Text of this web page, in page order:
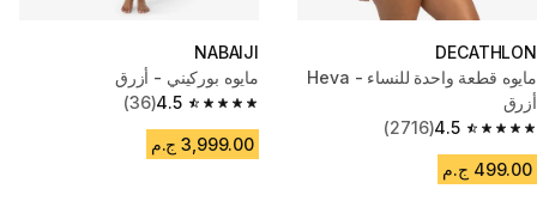
DECATHLON
مايوه قطعة واحدة للنساء - Heva
أزرق
4.5
4.5 out of 5 stars from 2716 reviews
(2716)
499.00 ج.م
NABAIJI
مايوه بوركيني - أزرق
4.5
4.5 out of 5 stars from 36 reviews
(36)
3,999.00 ج.م